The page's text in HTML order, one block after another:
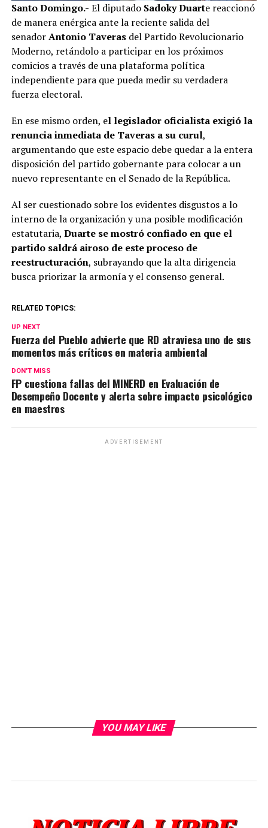
Santo Domingo.- El diputado Sadoky Duarte reaccionó
de manera enérgica ante la reciente salida del
senadorAntonio Taverasdel Partido Revolucionario
Moderno, retándolo a participar en los próximos
comicios a través de una plataforma política
independiente para que pueda medir su verdadera
fuerza electoral.
En ese mismo orden, el legislador oficialista exigió la
renuncia inmediata de Taveras a su curul,
argumentando que este espacio debe quedar a la entera
disposición del partido gobernante para colocar a un
nuevo representante en el Senado de la República.
Al ser cuestionado sobre los evidentes disgustos a lo
interno de la organización y una posible modificación
estatutaria, Duarte se mostró confiado en que el
partido saldrá airoso de este proceso de
reestructuración, subrayando que la alta dirigencia
busca priorizar la armonía y el consenso general.
RELATED TOPICS:
UP NEXT
Fuerza del Pueblo advierte que RD atraviesa uno de sus
momentos más críticos en materia ambiental
DON'T MISS
FP cuestiona fallas del MINERD en Evaluación de
Desempeño Docente y alerta sobre impacto psicológico
en maestros
ADVERTISEMENT
YOU MAY LIKE